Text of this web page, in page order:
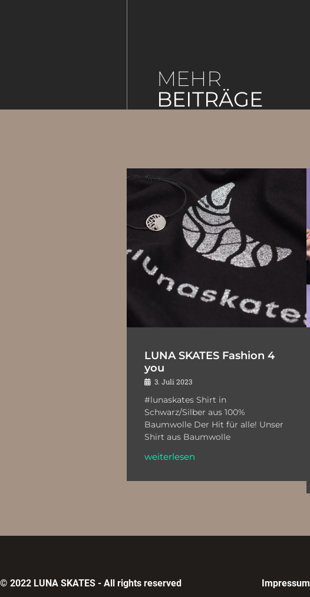
MEHR
BEITRÄGE
LUNA SKATES Fashion 4
you
3. Juli 2023
#lunaskates Shirt in
Schwarz/Silber aus 100%
Baumwolle Der Hit für alle! Unser
Shirt aus Baumwolle
weiterlesen
© 2022 LUNA SKATES - All rights reserved Impressum